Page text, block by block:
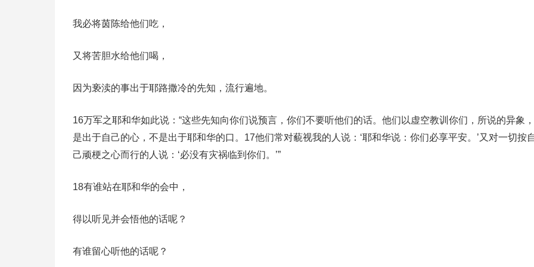
我必将茵陈给他们吃，
又将苦胆水给他们喝，
因为亵渎的事出于耶路撒冷的先知，流行遍地。
16万军之耶和华如此说：“这些先知向你们说预言，你们不要听他们的话。他们以虚空教训你们，所说的异象，
是出于自己的心，不是出于耶和华的口。17他们常对藐视我的人说：‘耶和华说：你们必享平安。’又对一切按
己顽梗之心而行的人说：‘必没有灾祸临到你们。’”
18有谁站在耶和华的会中，
得以听见并会悟他的话呢？
有谁留心听他的话呢？